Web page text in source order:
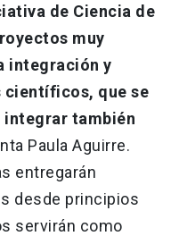
de Ciencia de
muy
integración y
que se
integrar también
Paula Aguirre.
entregarán
desde principios
servirán como